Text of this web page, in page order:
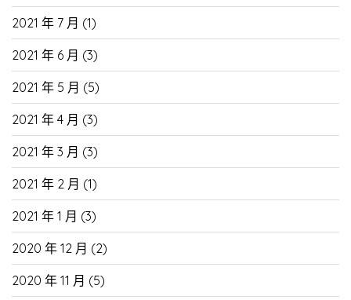
2021 年 7 月 (1)
2021 年 6 月 (3)
2021 年 5 月 (5)
2021 年 4 月 (3)
2021 年 3 月 (3)
2021 年 2 月 (1)
2021 年 1 月 (3)
2020 年 12 月 (2)
2020 年 11 月 (5)